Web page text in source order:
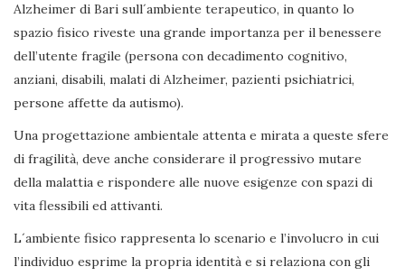
Alzheimer di Bari sull´ambiente terapeutico, in quanto lo
spazio fisico riveste una grande importanza per il benessere
dell’utente fragile (persona con decadimento cognitivo,
anziani, disabili, malati di Alzheimer, pazienti psichiatrici,
persone affette da autismo).
Una progettazione ambientale attenta e mirata a queste sfere
di fragilità, deve anche considerare il progressivo mutare
della malattia e rispondere alle nuove esigenze con spazi di
vita flessibili ed attivanti.
L´ambiente fisico rappresenta lo scenario e l’involucro in cui
l’individuo esprime la propria identità e si relaziona con gli